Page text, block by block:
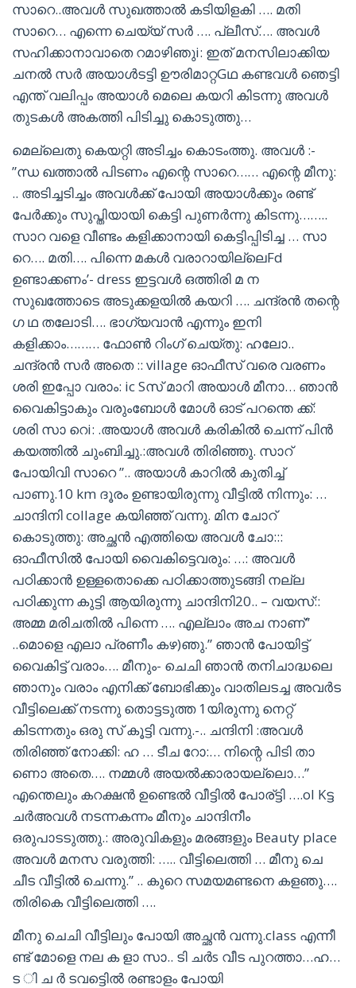
സാറെ..അവൾ സുഖത്താൽ കടിയിളകി …. മതി
സാറെ… എന്നെ ചെയ്യ് സർ …. പ്ലീസ്…. അവൾ
സഹിക്കാനാവാതെ റമാഴിഞുi: ഇത് മനസിലാക്കിയ
ചനൽ സർ അയാൾടട്ടി ഊരിമാറ്റGഥ കണ്ടവൾ ഞെട്ടി
എന്ത് വലിപ്പം അയാൾ മെലെ കയറി കിടന്നു അവൾ
തുടകൾ അകത്തി പിടിച്ചു കൊടുത്തു…
മെല്ലെതു കെയറ്റി അടിച്ചം കൊടംത്തു. അവൾ :-
”ന്ധ ഖത്താൽ പിടണം എന്റെ സാറെ…… എന്റെ മീനു:
.. അടിച്ചടിച്ചം അവൾക്ക് പോയി അയാൾക്കും രണ്ട്
പേർക്കും സുപ്തിയായി കെട്ടി പുണർന്നു കിടന്നു……..
സാറ വളെ വീണ്ടം കളിക്കാനായി കെട്ടിപ്പിടിച്ച … സാ
റെ…. മതി…. പിന്നെ മകൾ വരാറായില്ലെFd
ഉണ്ടാക്കണം’- dress ഇട്ടവൾ ഒത്തിരി മ ന
സുഖത്തോടെ അടുക്കളയിൽ കയറി …. ചന്ദ്രൻ തന്റെ
ഗ ഥ തലോടി…. ഭാഗ്യവാൻ എന്നും ഇനി
കളിക്കാം……… ഫോൺ റിംഗ് ചെയ്തു: ഹലോ..
ചന്ദ്രൻ സർ അതെ :: village ഓഫീസ് വരെ വരണം
ശരി ഇപ്പോ വരാം: ic Sസ് മാറി അയാൾ മീനാ… ഞാൻ
വൈകിട്ടാകും വരുംബോൾ മോൾ ഓട് പറന്തെ ക്ക്:
ശരി സാ റെi: .അയാൾ അവൾ കരികിൽ ചെന്ന് പിൻ
കയത്തിൽ ചുംബിച്ചു.:അവൾ തിരിഞ്ഞു. സാറ്
പോയിവി സാറെ ”.. അയാൾ കാറിൽ കുതിച്ച്
പാണു.10 km ദൂരം ഉണ്ടായിരുന്നു വീട്ടിൽ നിന്നും: …
ചാന്ദിനി collage കയിഞ്ഞ് വന്നു. മിന ചോറ്
കൊടുത്തു: അച്ഛൻ എത്തിയെ അവൾ ചോ:::
ഓഫീസിൽ പോയി വൈകിട്ടെവരും: …: അവൾ
പഠിക്കാൻ ഉള്ളതൊക്കെ പഠിക്കാത്തുടങ്ങി നല്ല
പഠിക്കുന്ന കുട്ടി ആയിരുന്നു ചാന്ദിനി20.. – വയസ്::
അമ്മ മരിചതിൽ പിന്നെ …. എല്ലാം അച നാണ്”
..മൊളെ എലാ പ്രണീം കഴ)ഞു.” ഞാൻ പോയിട്ട്
വൈകിട്ട് വരാം…. മീനും- ചെചി ഞാൻ തനിചാദ്ധലെ
ഞാനും വരാം എനിക്ക് ബോഭിക്കും വാതിലടച്ച അവർട
വീട്ടിലെക്ക് നടന്നു തൊട്ടടുത്ത 1യിരുന്നു നെറ്റ്
കിടന്നതും ഒരു സ് കൂട്ടി വന്നു.-.. ചന്ദിനി :അവൾ
തിരിഞ്ഞ് നോക്കി: ഹ … ടീച റോ:… നിന്റെ പിടി താ
ണൊ അതെ…. നമ്മൾ അയൽക്കാരായല്ലൊ…”
എന്തെലും കറക്ഷൻ ഉണ്ടെൽ വീട്ടിൽ പോര്ട്ടി ….ol Kട്ട
ചർഅവൾ നടന്നകന്നം മീനും ചാന്ദിനീം
ഒരുപാടടുത്തു.: അരുവികളും മരങ്ങളും Beauty place
അവൾ മനസ വരുത്തി: ….. വീട്ടിലെത്തി … മീനു ചെ
ചീട വീട്ടിൽ ചെന്നു.” .. കുറെ സമയമണ്ടനെ കളഞു….
തിരികെ വീട്ടിലെത്തി ….
മീനു ചെചി വീട്ടിലും പോയി അച്ഛൻ വന്നു.class എന്നീ
ണ്ട് മോളെ നല ക ളാ സാ.. ടി ചർs വീട പുറത്താ…ഹ…
ട ി ച ർ ടവട്ടെിൽ രണ്ടാളം പോയി